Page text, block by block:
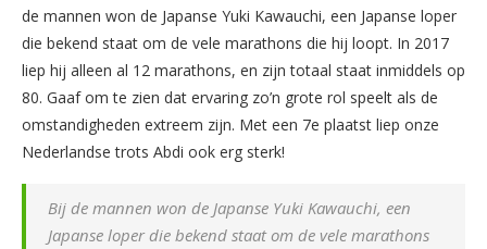
de mannen won de Japanse Yuki Kawauchi, een Japanse loper
die bekend staat om de vele marathons die hij loopt. In 2017
liep hij alleen al 12 marathons, en zijn totaal staat inmiddels op
80. Gaaf om te zien dat ervaring zo’n grote rol speelt als de
omstandigheden extreem zijn. Met een 7e plaatst liep onze
Nederlandse trots Abdi ook erg sterk!
Bij de mannen won de Japanse Yuki Kawauchi, een
Japanse loper die bekend staat om de vele marathons